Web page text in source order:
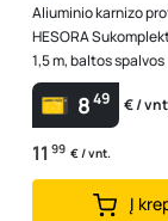
Aliuminio karnizo
HESORA
1,5 m, baltos spalvos
849 € /
11 99 € / vnt.
Į